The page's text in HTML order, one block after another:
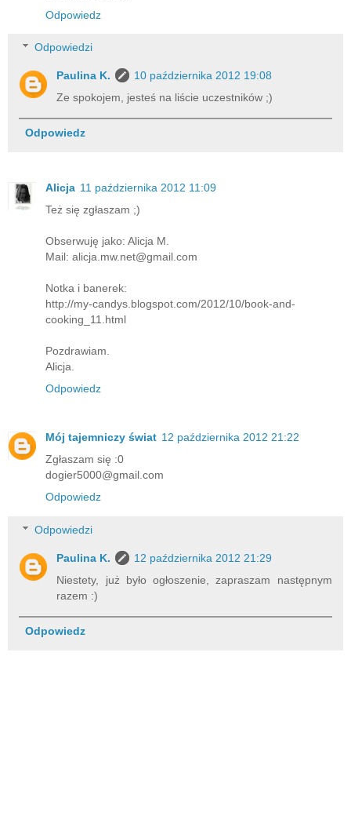
Odpowiedz
Odpowiedzi
Paulina K.
10 października 2012 19:08
Ze spokojem, jesteś na liście uczestników ;)
Odpowiedz
Alicja 11 października 2012 11:09
Też się zgłaszam ;)
Obserwuję jako: Alicja M.
Mail: alicja.mw.net@gmail.com
Notka i banerek:
http://my-candys.blogspot.com/2012/10/book-and-
cooking_11.html
Pozdrawiam.
Alicja.
Odpowiedz
Mój tajemniczy świat 12 października 2012 21:22
Zgłaszam się :0
dogier5000@gmail.com
Odpowiedz
Odpowiedzi
Paulina K.
12 października 2012 21:29
Niestety, już było ogłoszenie, zapraszam następnym
razem :)
Odpowiedz